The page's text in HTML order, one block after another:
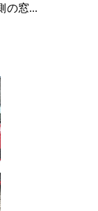
の窓...